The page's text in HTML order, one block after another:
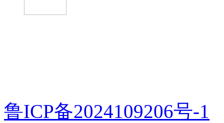
鲁ICP备2024109206号-1